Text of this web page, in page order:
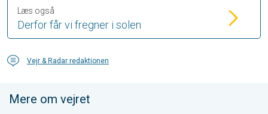
Derfor får vi fregner i solen
Læs også
Vejr & Radar redaktionen
Mere om vejret